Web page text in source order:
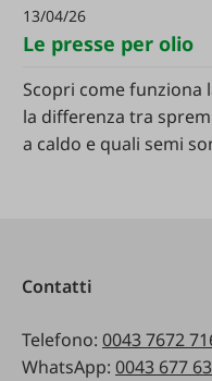
13/04/26
Le presse per olio
Scopri come funziona
la differenza tra
a caldo e quali semi
Contatti
Telefono: 0043 7672
WhatsApp: 0043 677